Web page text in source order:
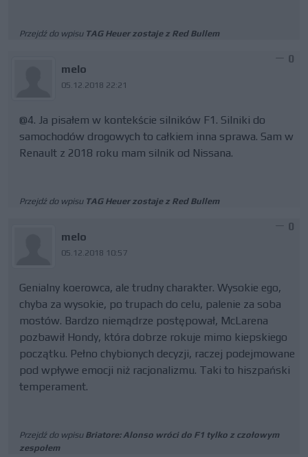
Przejdź do wpisu TAG Heuer zostaje z Red Bullem
melo
05.12.2018 22:21
0
@4. Ja pisałem w kontekście silników F1. Silniki do
samochodów drogowych to całkiem inna sprawa. Sam w
Renault z 2018 roku mam silnik od Nissana.
Przejdź do wpisu TAG Heuer zostaje z Red Bullem
melo
05.12.2018 10:57
0
Genialny koerowca, ale trudny charakter. Wysokie ego,
chyba za wysokie, po trupach do celu, palenie za soba
mostów. Bardzo niemądrze postępował, McLarena
pozbawił Hondy, która dobrze rokuje mimo kiepskiego
początku. Pełno chybionych decyzji, raczej podejmowane
pod wpływe emocji niż racjonalizmu. Taki to hiszpański
temperament.
Przejdź do wpisu Briatore: Alonso wróci do F1 tylko z czołowym
zespołem